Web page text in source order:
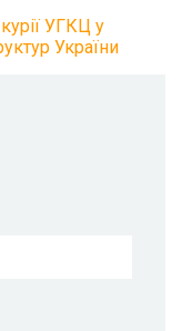
УГКЦ у
України